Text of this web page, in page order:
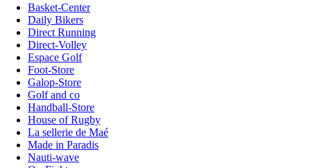
Basket-Center
Daily Bikers
Direct Running
Direct-Volley
Espace Golf
Foot-Store
Galop-Store
Golf and co
Handball-Store
House of Rugby
La sellerie de Maé
Made in Paradis
Nauti-wave